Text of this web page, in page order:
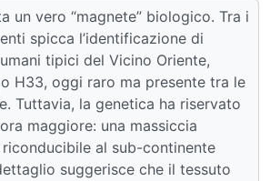
un vero “magnete” biologico. Tra i
spicca l’identificazione di
tipici del Vicino Oriente,
H33, oggi raro ma presente tra le
Tuttavia, la genetica ha riservato
maggiore: una massiccia
al sub-continente
suggerisce che il tessuto